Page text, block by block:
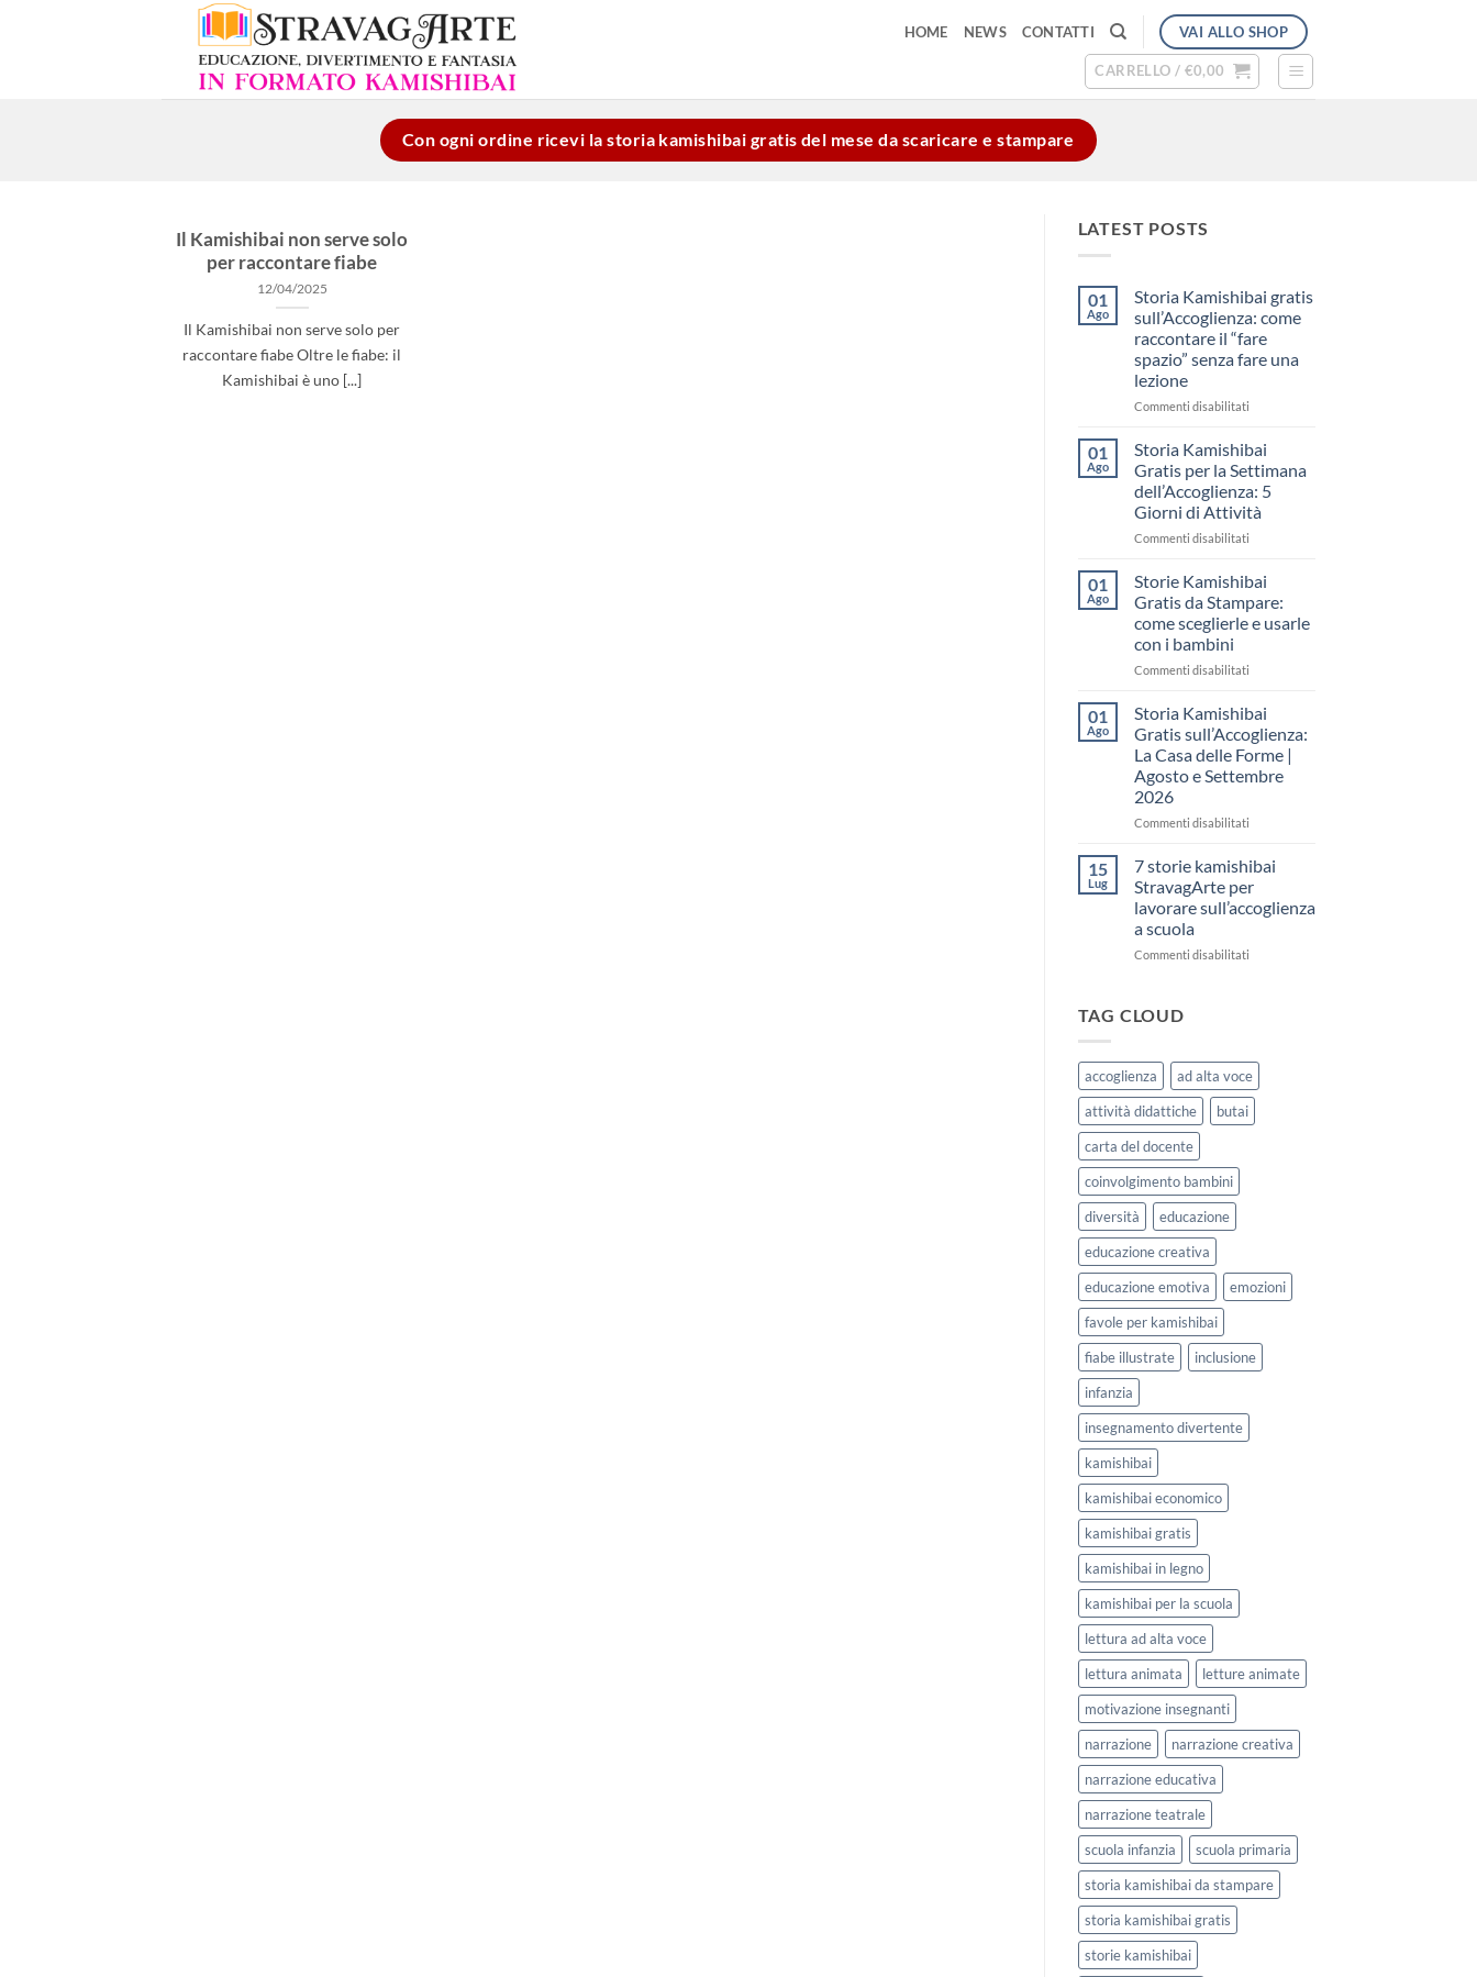
HOME NEWS CONTATTI VAI ALLO SHOP
CARRELLO / €0,00
Con ogni ordine ricevi la storia kamishibai gratis del mese da scaricare e stampare
Il Kamishibai non serve solo
per raccontare fiabe
12/04/2025
Il Kamishibai non serve solo per
raccontare fiabe Oltre le fiabe: il
Kamishibai è uno [...]
LATEST POSTS
01
Ago
Storia Kamishibai gratis
sull’Accoglienza: come
raccontare il “fare
spazio” senza fare una
lezione
Commenti disabilitatisu
Kamishibai
gratis
sull’Accoglienza:
come
raccontare
il
senza
fare
una
01
Ago
Storia Kamishibai
Gratis per la Settimana
dell’Accoglienza: 5
Giorni di Attività
Commenti disabilitatisu
Kamishibai
Gratis
per
la
dell’Accoglienza:
di
Attività
01
Ago
Storie Kamishibai
Gratis da Stampare:
come sceglierle e usarle
con i bambini
Commenti disabilitatisu
Kamishibai
Gratis
da
Stampare:
come
e
i
bambini
01
Ago
Storia Kamishibai
Gratis sull’Accoglienza:
La Casa delle Forme |
Agosto e Settembre
2026
Commenti disabilitatisu
Kamishibai
Gratis
sull’Accoglienza:
La
delle
2026
15
Lug
7 storie kamishibai
StravagArte per
lavorare sull’accoglienza
a scuola
Commenti disabilitatisu
lavorare
sull’accoglienza
a
scuola
TAG CLOUD
accoglienza
ad alta voce
attività didattiche
butai
carta del docente
coinvolgimento bambini
diversità
educazione
educazione creativa
educazione emotiva
emozioni
favole per kamishibai
fiabe illustrate
inclusione
infanzia
insegnamento divertente
kamishibai
kamishibai economico
kamishibai gratis
kamishibai in legno
kamishibai per la scuola
lettura ad alta voce
lettura animata
letture animate
motivazione insegnanti
narrazione
narrazione creativa
narrazione educativa
narrazione teatrale
scuola infanzia
scuola primaria
storia kamishibai da stampare
storia kamishibai gratis
storie kamishibai